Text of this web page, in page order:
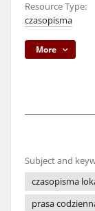
Resource Type:
czasopisma
More
Subject and
czasopisma
prasa